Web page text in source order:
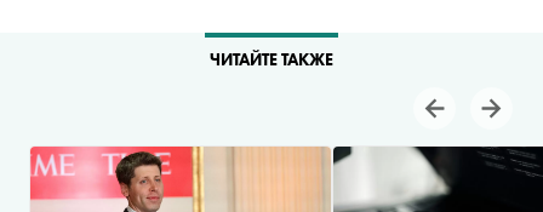
ЧИТАЙТЕ ТАКЖЕ